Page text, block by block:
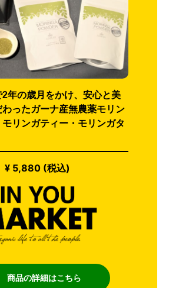
年の歳月をかけ、安心と美
わったガーナ産無農薬モリン
リンガティー・モリンガタ
¥ 5,880 (税込)
品の詳細はこちら